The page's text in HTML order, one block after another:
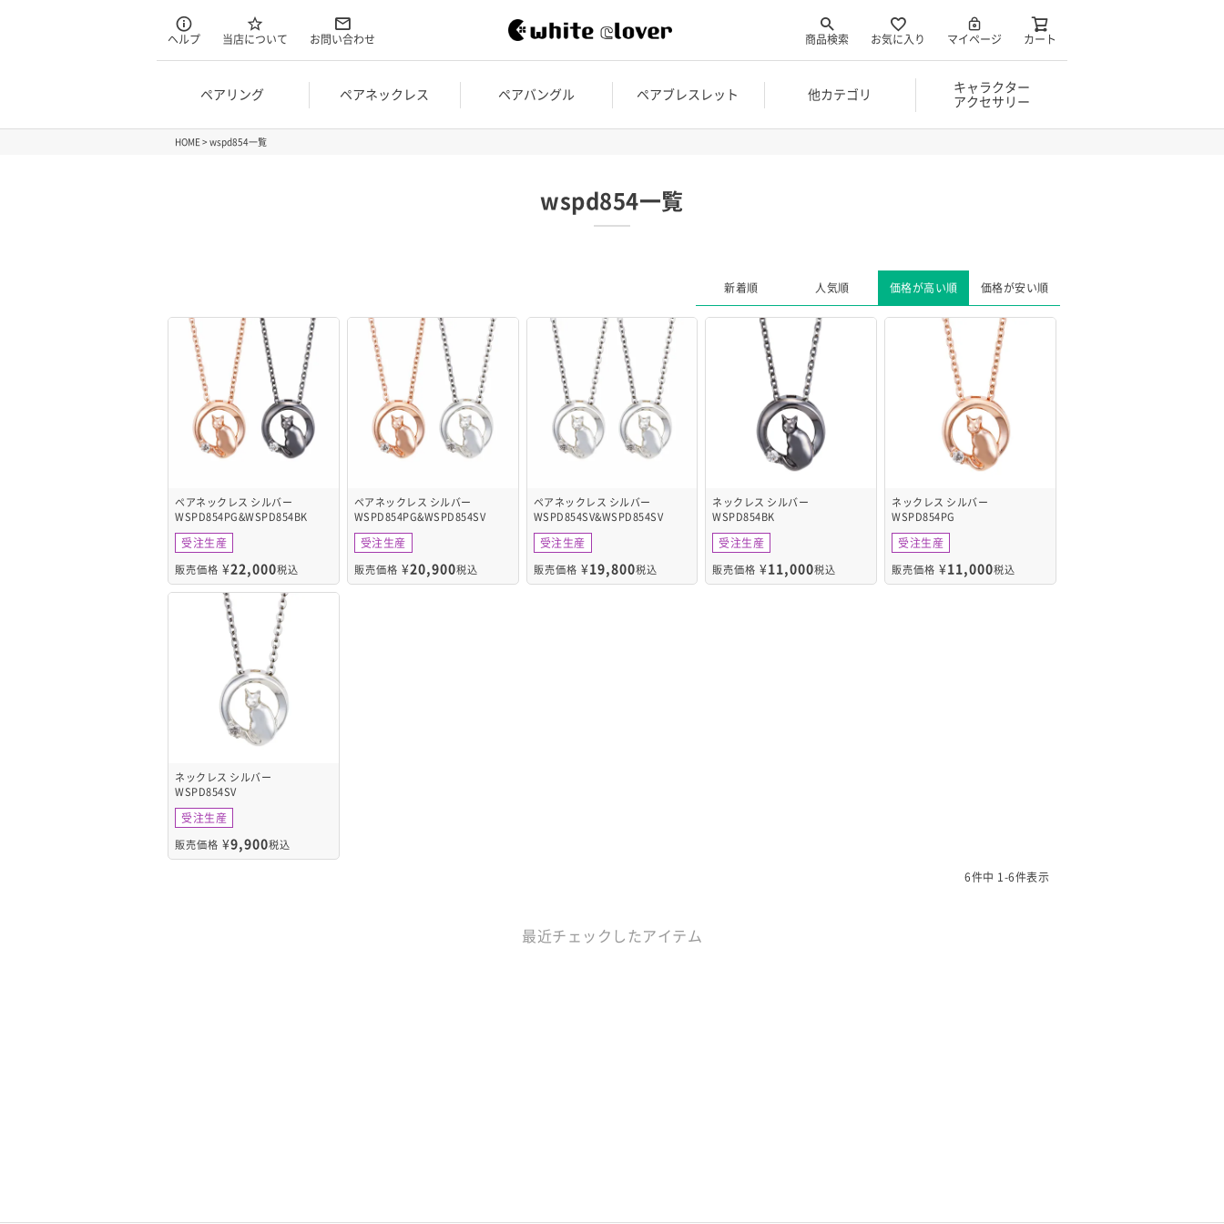
ヘルプ 当店について お問い合わせ 商品検索 お気に入り マイページ カート
ペアリング ペアネックレス ペアバングル ペアブレスレット 他カテゴリ
キャラクター
アクセサリー
HOME wspd854一覧
wspd854一覧
新着順 人気順 価格が高い順 価格が安い順
ペアネックレス シルバー
WSPD854PG&WSPD854BK
受注生産
販売価格 ¥22,000税込
ペアネックレス シルバー
WSPD854PG&WSPD854SV
受注生産
販売価格 ¥20,900税込
ペアネックレス シルバー
WSPD854SV&WSPD854SV
受注生産
販売価格 ¥19,800税込
ネックレス シルバー
WSPD854BK
受注生産
販売価格 ¥11,000税込
ネックレス シルバー
WSPD854PG
受注生産
販売価格 ¥11,000税込
ネックレス シルバー
WSPD854SV
受注生産
販売価格 ¥9,900税込
6件中 1 -6件表示
最近チェックしたアイテム